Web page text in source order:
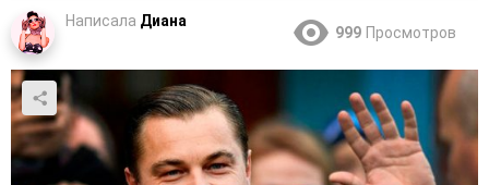
Написала Диана
999 Просмотров